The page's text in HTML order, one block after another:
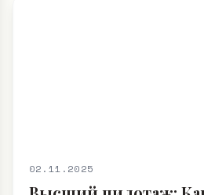
02.11.2025